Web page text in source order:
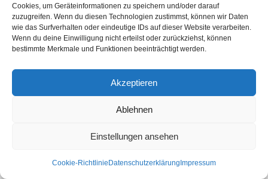
Cookies, um Geräteinformationen zu speichern und/oder darauf
zuzugreifen. Wenn du diesen Technologien zustimmst, können wir Daten
wie das Surfverhalten oder eindeutige IDs auf dieser Website verarbeiten.
Wenn du deine Einwilligung nicht erteilst oder zurückziehst, können
bestimmte Merkmale und Funktionen beeinträchtigt werden.
Akzeptieren
Ablehnen
Einstellungen ansehen
Cookie-Richtlinie Datenschutzerklärung Impressum
BIELEFELD (Öztürk)Big Parti yetkilileri ve Bielefeld Belediye Başkan adayı Dr.
Sami Elias, beraberinde adaylardan; Nadir Pervaiz, Bilge Karagöz, Cemile
Acar Gökçe ile birlikte Öztürk...
Weiterlesen
© Öztürk Gazetesi 1986 – 2026